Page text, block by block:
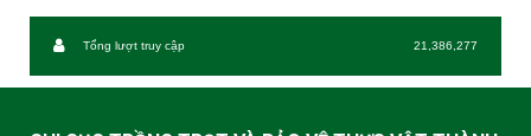
Tổng lượt truy cập 21,386,277